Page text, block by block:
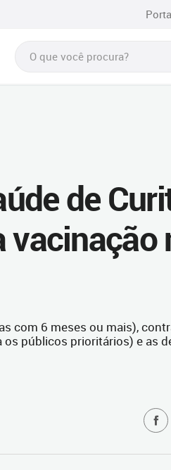
de
vacinação
com 6 meses ou mais),
públicos prioritários) e as